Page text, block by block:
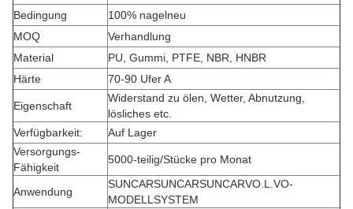
Bedingung
100% nagelneu
MOQ
Verhandlung
Material
PU, Gummi, PTFE, NBR, HNBR
Härte
70-90 Ufer A
Eigenschaft
Widerstand zu ölen, Wetter, Abnutzung,
lösliches etc.
Verfügbarkeit:
Auf Lager
Versorgungs-
Fähigkeit
5000-teilig/Stücke pro Monat
Anwendung
SUNCARSUNCARSUNCARVO.L.VO-
MODELLSYSTEM